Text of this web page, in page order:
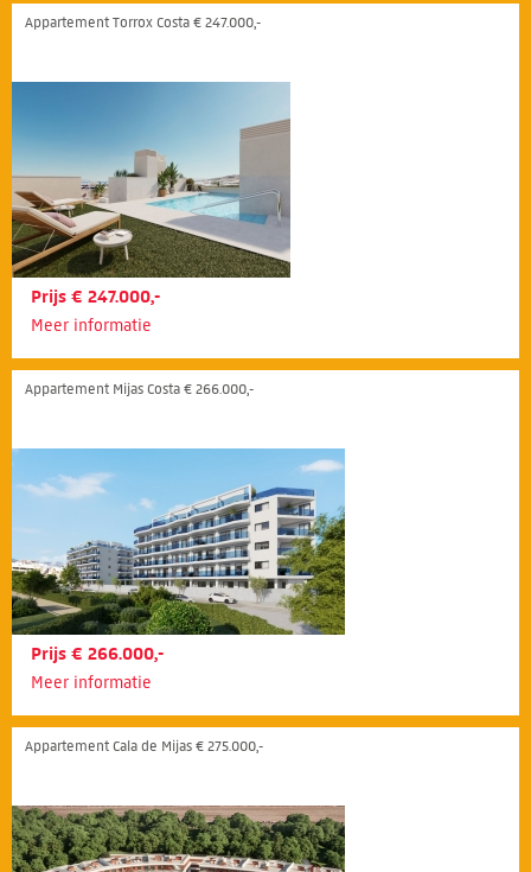
Appartement Torrox Costa € 247.000,-
Prijs € 247.000,-
Meer informatie
Appartement Mijas Costa € 266.000,-
Prijs € 266.000,-
Meer informatie
Appartement Cala de Mijas € 275.000,-